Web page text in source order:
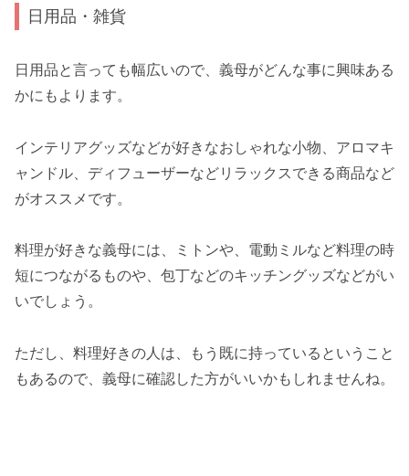
日用品・雑貨
日用品と言っても幅広いので、義母がどんな事に興味ある
かにもよります。
インテリアグッズなどが好きなおしゃれな小物、アロマキ
ャンドル、ディフューザーなどリラックスできる商品など
がオススメです。
料理が好きな義母には、ミトンや、電動ミルなど料理の時
短につながるものや、包丁などのキッチングッズなどがい
いでしょう。
ただし、料理好きの人は、もう既に持っているということ
もあるので、義母に確認した方がいいかもしれませんね。